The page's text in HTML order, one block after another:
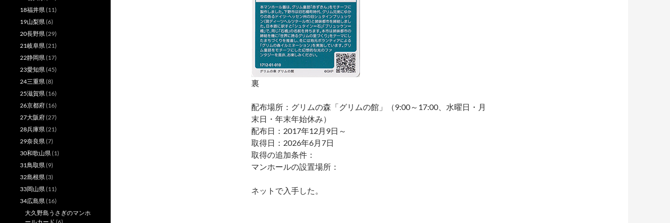
裏
配布場所：グリムの森「グリムの館」（9:00～17:00、水曜日・月
末日・年末年始休み）
配布日：2017年12月9日～
取得日：2026年6月7日
取得の追加条件：
マンホールの設置場所：
ネットで入手した。
18福井県(11)
19山梨県(6)
20長野県(29)
21岐阜県(21)
22静岡県(17)
23愛知県(45)
24三重県(8)
25滋賀県(16)
26京都府(16)
27大阪府(27)
28兵庫県(21)
29奈良県(7)
30和歌山県(1)
31鳥取県(9)
32島根県(3)
33岡山県(11)
34広島県(16)
大久野島うさぎのマンホ